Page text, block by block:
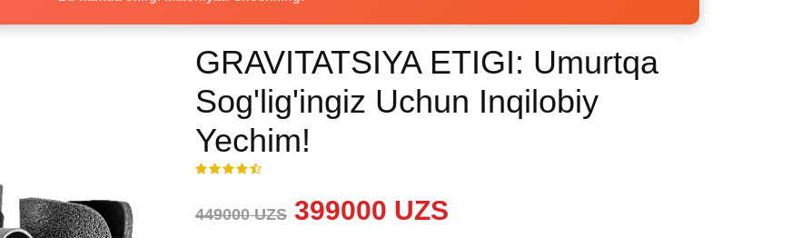
GRAVITATSIYA ETIGI: Umurtqa
Sog'lig'ingiz Uchun Inqilobiy
Yechim!
449000 UZS 399000 UZS